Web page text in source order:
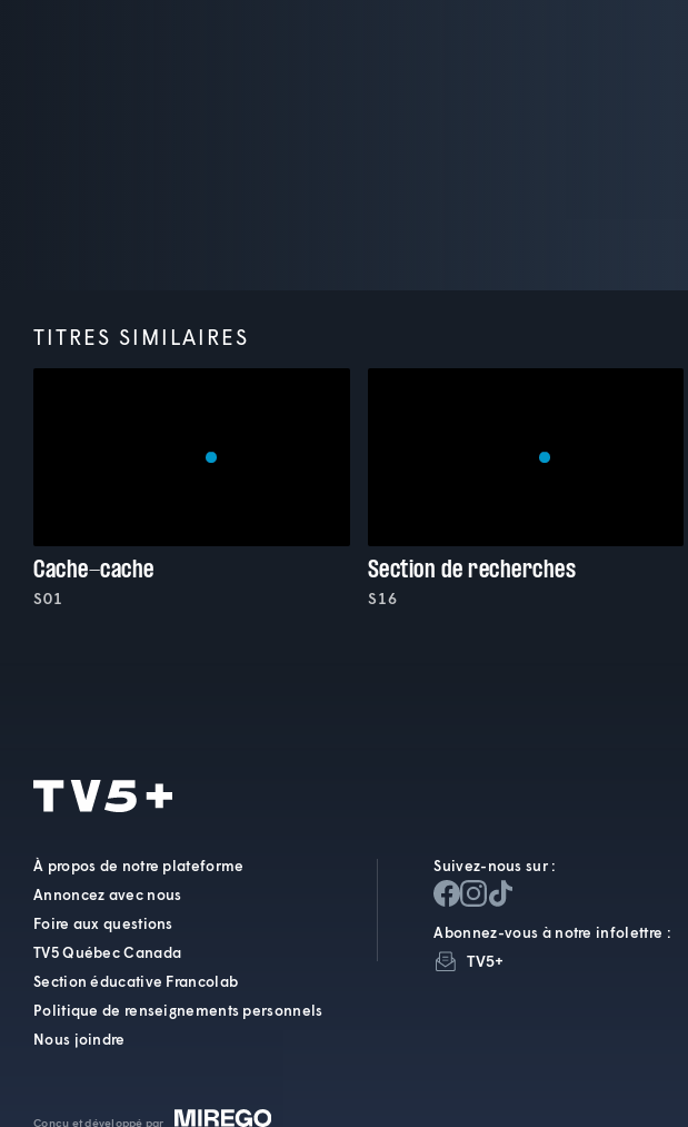
TITRES SIMILAIRES
Cache-cache
S01
Section de recherches
S16
À propos de notre plateforme
Annoncez avec nous
Foire aux questions
TV5 Québec Canada
Section éducative Francolab
Politique de renseignements personnels
Nous joindre
Suivez-nous sur :
Abonnez-vous à notre infolettre :
TV5+
Conçu et développé par